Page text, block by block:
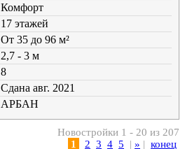
Комфорт
17 этажей
От 35 до 96 м²
2,7 - 3 м
8
Cдана авг. 2021
АРБАН
Новостройки 1 - 20 из 207
1
2 3 4 5 | » | конец